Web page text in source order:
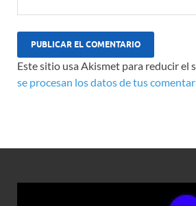
Este sitio usa Akismet para reducir el
se procesan los datos de tus